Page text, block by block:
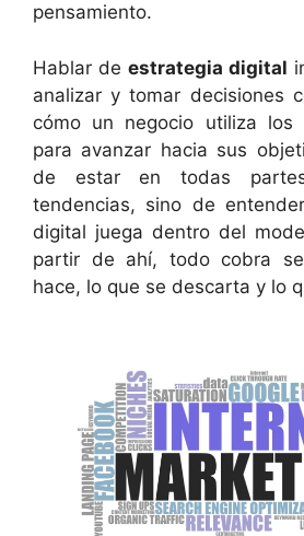
pensamiento.
Hablar de estrategia digital
analizar y tomar decisiones
cómo un negocio utiliza los
para avanzar hacia sus
de estar en todas
tendencias, sino de
digital juega dentro del
partir de ahí, todo cobra
hace, lo que se descarta y lo